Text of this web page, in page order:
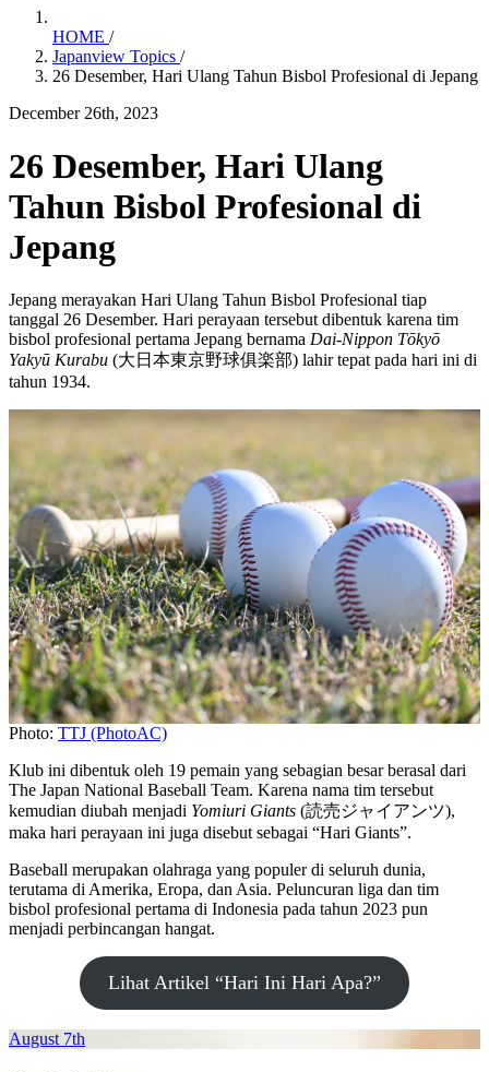
HOME /
Japanview Topics /
26 Desember, Hari Ulang Tahun Bisbol Profesional di Jepang
December 26th, 2023
26 Desember, Hari Ulang
Tahun Bisbol Profesional di
Jepang
Jepang merayakan Hari Ulang Tahun Bisbol Profesional tiap
tanggal 26 Desember. Hari perayaan tersebut dibentuk karena tim
bisbol profesional pertama Jepang bernama Dai-Nippon Tōkyō
Yakyū Kurabu (大日本東京野球俱楽部) lahir tepat pada hari ini di
tahun 1934.
Photo: TTJ (PhotoAC)
Klub ini dibentuk oleh 19 pemain yang sebagian besar berasal dari
The Japan National Baseball Team. Karena nama tim tersebut
kemudian diubah menjadi Yomiuri Giants (読売ジャイアンツ),
maka hari perayaan ini juga disebut sebagai “Hari Giants”.
Baseball merupakan olahraga yang populer di seluruh dunia,
terutama di Amerika, Eropa, dan Asia. Peluncuran liga dan tim
bisbol profesional pertama di Indonesia pada tahun 2023 pun
menjadi perbincangan hangat.
Lihat Artikel “Hari Ini Hari Apa?”
August 7th